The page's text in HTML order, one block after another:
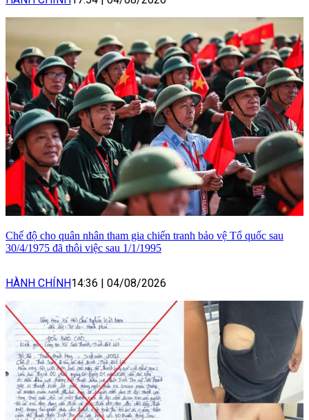
Chế độ cho quân nhân tham gia chiến tranh bảo vệ Tổ quốc sau
30/4/1975 đã thôi việc sau 1/1/1995
HÀNH CHÍNH14:36 04/08/2026